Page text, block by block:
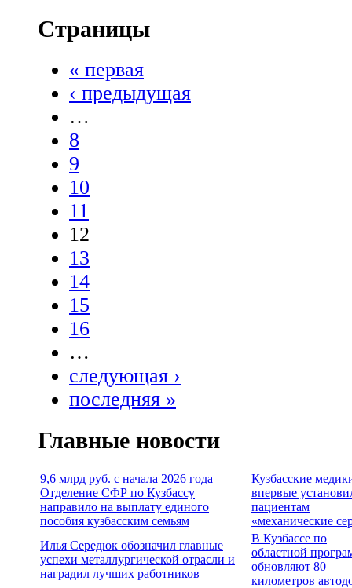
Страницы
« первая
‹ предыдущая
…
8
9
10
11
12
13
14
15
16
…
следующая ›
последняя »
Главные новости
9,6 млрд руб. с начала 2026 года
Отделение СФР по Кузбассу
направило на выплату единого
пособия кузбасским семьям
Кузбасские
впервые
пациентам
«механические
Илья Середюк обозначил главные
успехи металлургической отрасли и
наградил лучших работников
В Кузбассе по
областной
обновляют 80
километров